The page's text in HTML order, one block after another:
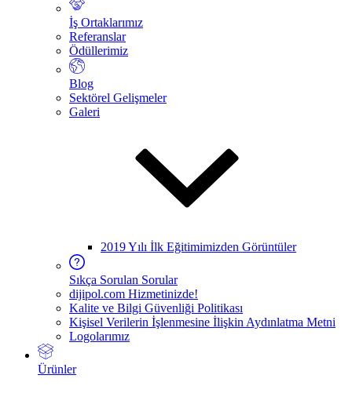
İş Ortaklarımız
Referanslar
Ödüllerimiz
Blog
Sektörel Gelişmeler
Galeri
2019 Yılı İlk Eğitimimizden Görüntüler
Sıkça Sorulan Sorular
dijipol.com Hizmetinizde!
Kalite ve Bilgi Güvenliği Politikası
Kişisel Verilerin İşlenmesine İlişkin Aydınlatma Metni
Logolarımız
Ürünler